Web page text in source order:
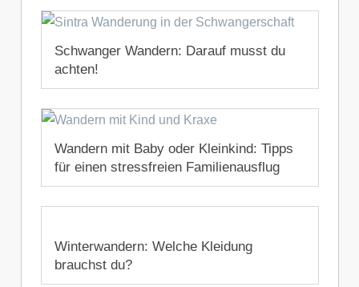
Schwanger Wandern: Darauf musst du
achten!
27. August 2020
Wandern mit Baby oder Kleinkind: Tipps
für einen stressfreien Familienausflug
3. Juli 2020
Winterwandern: Welche Kleidung
brauchst du?